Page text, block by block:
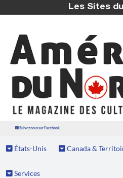
Les Sites
Suivez nous sur Facebook
États-Unis Canada &
Services